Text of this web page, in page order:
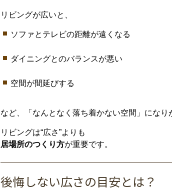
リビングが広いと、
ソファと テレビの距離が遠く なる
ダイニングとのバランスが悪い
空間が間延びする
など、「 なんとなく 落ち着かない空間」 になり
リビングは“広さ”より も
居場所のつくり方が重要です。
後悔しない広さの目安とは？